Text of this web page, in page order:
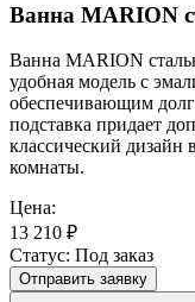
Ванна MARION
Ванна MARION
удобная модель с
обеспечивающим
подставка придает
классический дизайн
комнаты.
Цена:
13 210 ₽
Статус: Под заказ
Отправить заявку